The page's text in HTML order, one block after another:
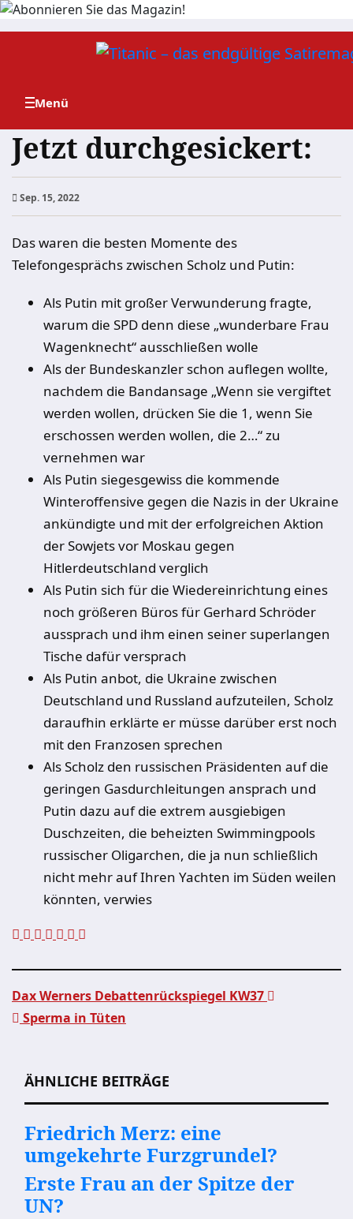
Zum
Jetzt durchgesickert:
Sep. 15, 2022
Das waren die besten Momente des
Telefongesprächs zwischen Scholz und Putin:
Als Putin mit großer Verwunderung fragte,
warum die SPD denn diese „wunderbare Frau
Wagenknecht“ ausschließen wolle
Als der Bundeskanzler schon auflegen wollte,
nachdem die Bandansage „Wenn sie vergiftet
werden wollen, drücken Sie die 1, wenn Sie
erschossen werden wollen, die 2…“ zu
vernehmen war
Als Putin siegesgewiss die kommende
Winteroffensive gegen die Nazis in der Ukraine
ankündigte und mit der erfolgreichen Aktion
der Sowjets vor Moskau gegen
Hitlerdeutschland verglich
Als Putin sich für die Wiedereinrichtung eines
noch größeren Büros für Gerhard Schröder
aussprach und ihm einen seiner superlangen
Tische dafür versprach
Als Putin anbot, die Ukraine zwischen
Deutschland und Russland aufzuteilen, Scholz
daraufhin erklärte er müsse darüber erst noch
mit den Franzosen sprechen
Als Scholz den russischen Präsidenten auf die
geringen Gasdurchleitungen ansprach und
Putin dazu auf die extrem ausgiebigen
Duschzeiten, die beheizten Swimmingpools
russischer Oligarchen, die ja nun schließlich
nicht mehr auf Ihren Yachten im Süden weilen
könnten, verwies
Dax Werners Debattenrückspiegel KW37
Sperma in Tüten
ÄHNLICHE BEITRÄGE
Friedrich Merz: eine
umgekehrte Furzgrundel?
Erste Frau an der Spitze der
UN?